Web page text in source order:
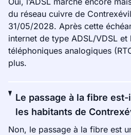
du réseau cuivre de
31/05/2028. Après cette
internet de type ADSL/VDSL et
téléphoniques analogiques
plus.
Le passage à la fibre
les habitants de
Non, le passage à la fibre est